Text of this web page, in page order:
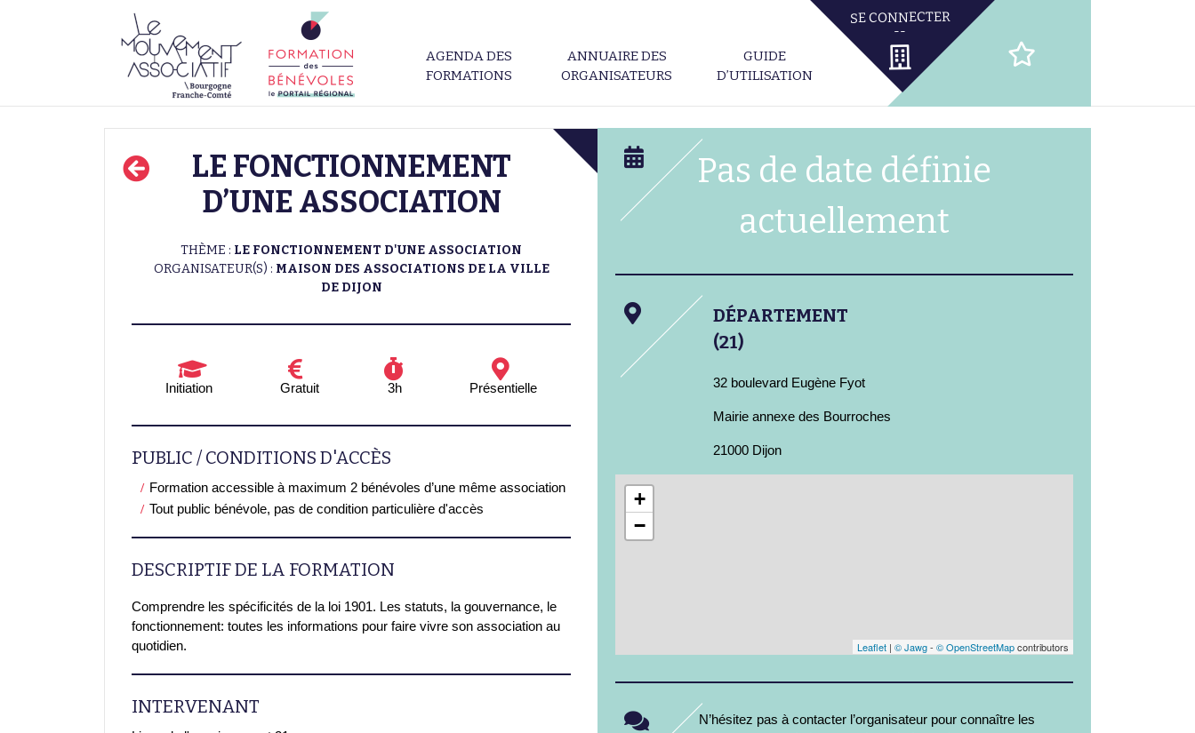
AGENDA DES
FORMATIONS
ANNUAIRE DES
ORGANISATEURS
GUIDE
D’UTILISATION
LE FONCTIONNEMENT
D’UNE ASSOCIATION
THÈME : LE FONCTIONNEMENT D'UNE ASSOCIATION
ORGANISATEUR(S) : MAISON DES ASSOCIATIONS DE LA VILLE
DE DIJON
Initiation Gratuit 3h Présentielle
PUBLIC / CONDITIONS D'ACCÈS
Formation accessible à maximum 2 bénévoles d’une même association
Tout public bénévole, pas de condition particulière d'accès
DESCRIPTIF DE LA FORMATION
Comprendre les spécificités de la loi 1901. Les statuts, la gouvernance, le
fonctionnement: toutes les informations pour faire vivre son association au
quotidien.
INTERVENANT
Pas de date définie
actuellement
DÉPARTEMENT
(21)
32 boulevard Eugène Fyot
Mairie annexe des Bourroches
21000 Dijon
+
−
Leaflet | © Jawg- © OpenStreetMapcontributors
N’hésitez pas à contacter l’organisateur pour connaître les